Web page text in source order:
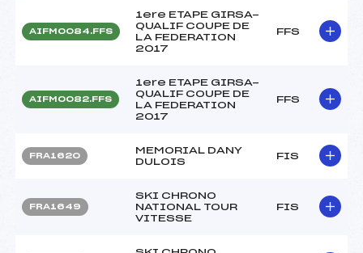
AIFM0084.FFS
1ere ETAPE GIRSA-
QUALIF COUPE DE
LA FEDERATION
2017
FFS
AIFM0082.FFS
1ere ETAPE GIRSA-
QUALIF COUPE DE
LA FEDERATION
2017
FFS
FRA1620
MEMORIAL DANY
DULOIS
FIS
FRA1649
SKI CHRONO
NATIONAL TOUR
VITESSE
FIS